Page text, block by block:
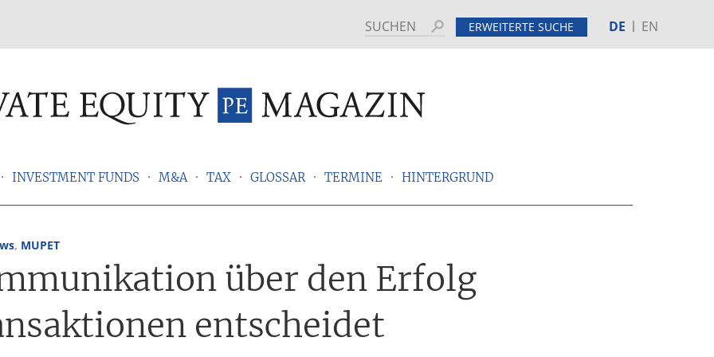
Suchen ERWEITERTE SUCHE DE EN
INVESTMENT FUNDS M&A TAX GLOSSAR TERMINE HINTERGRUND
über den Erfolg
entscheidet
, MUPET